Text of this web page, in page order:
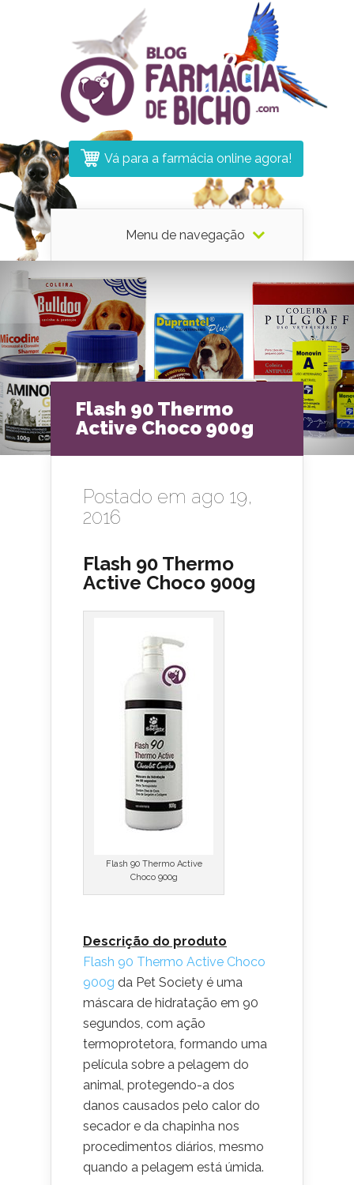
Vá para a farmácia online agora!
Menu de navegação
Flash 90 Thermo
Active Choco 900g
Postado em ago 19,
2016
Flash 90 Thermo
Active Choco 900g
Flash 90 Thermo Active
Choco 900g
Descrição do produto
Flash 90 Thermo Active Choco
900g da Pet Society é uma
máscara de hidratação em 90
segundos, com ação
termoprotetora, formando uma
película sobre a pelagem do
animal, protegendo-a dos
danos causados pelo calor do
secador e da chapinha nos
procedimentos diários, mesmo
quando a pelagem está úmida.